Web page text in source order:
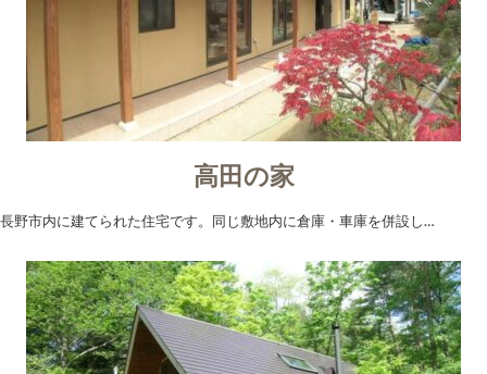
高田の家
長野市内に建てられた住宅です。同じ敷地内に倉庫・車庫を併設し…